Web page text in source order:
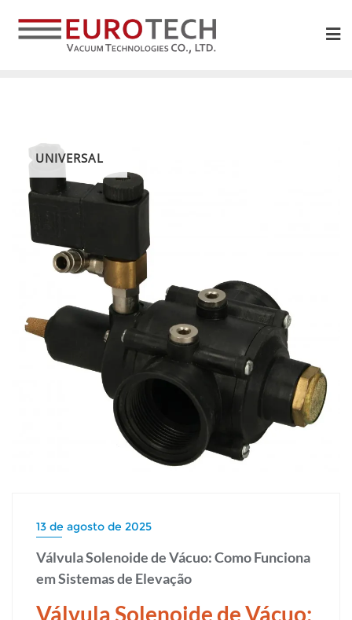
UNIVERSAL
13 de agosto de 2025
Válvula Solenoide de Vácuo: Como Funciona
em Sistemas de Elevação
Válvula Solenoide de Vácuo: